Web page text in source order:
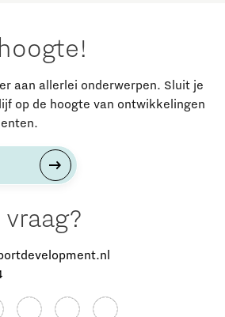
aan allerlei onderwerpen. Sluit je
op de hoogte van ontwikkelingen